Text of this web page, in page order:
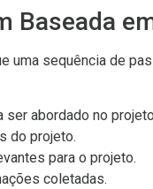
Baseada
uma sequência de
ser abordado no
do projeto.
para o projeto.
coletadas.